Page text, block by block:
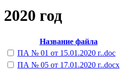
2020 год
Название файла
ПА № 01 от 15.01.2020 г..doc
ПА № 05 от 17.01.2020 г..docx